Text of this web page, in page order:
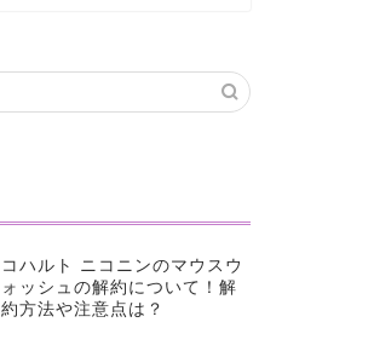
コハルト ニコニンのマウスウ
ォッシュの解約について！解
約方法や注意点は？